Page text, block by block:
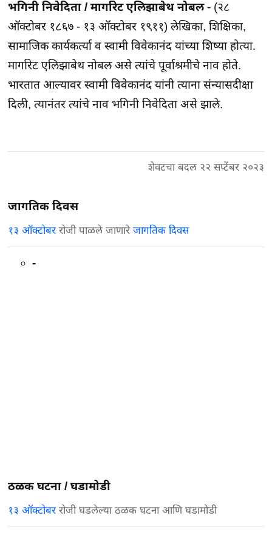
भगिनी निवेदिता / मार्गारेट एलिझाबेथ नोबल- (२८
ऑक्टोबर १८६७ - १३ ऑक्टोबर १९११) लेखिका, शिक्षिका,
सामाजिक कार्यकर्त्या व स्वामी विवेकानंद यांच्या शिष्या होत्या.
मार्गारेट एलिझाबेथ नोबल असे त्यांचे पूर्वाश्रमीचे नाव होते.
भारतात आल्यावर स्वामी विवेकानंद यांनी त्याना संन्यासदीक्षा
दिली, त्यानंतर त्यांचे नाव भगिनी निवेदिता असे झाले.
शेवटचा बदल २२ सप्टेंबर २०२३
जागतिक दिवस
१३ ऑक्टोबररोजी पाळले जाणारेजागतिक दिवस
-
ठळक घटना /घडामोडी
१३ ऑक्टोबररोजी घडलेल्या ठळक घटना आणि घडामोडी